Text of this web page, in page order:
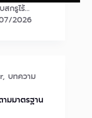
สกรูไร้…
2026
, บทความ
มมาตรฐาน